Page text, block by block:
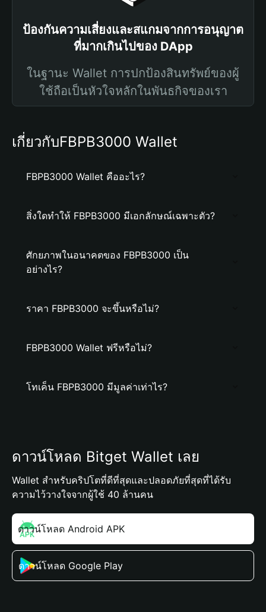
ป้องกันความเสี่ยงและสแกมจากการอนุญาต
ที่มากเกินไปของ DApp
ในฐานะ Wallet การปกป้องสินทรัพย์ของผู้
ใช้ถือเป็นหัวใจหลักในพันธกิจของเรา
เกี่ยวกับFBPB3000 Wallet
FBPB3000 Wallet คืออะไร?
สิ่งใดทำให้ FBPB3000 มีเอกลักษณ์เฉพาะตัว?
ศักยภาพในอนาคตของ FBPB3000 เป็น
อย่างไร?
ราคา FBPB3000 จะขึ้นหรือไม่?
FBPB3000 Wallet ฟรีหรือไม่?
โทเค็น FBPB3000 มีมูลค่าเท่าไร?
ดาวน์โหลด Bitget Wallet เลย
Wallet สำหรับคริปโตที่ดีที่สุดและปลอดภัยที่สุดที่ได้รับ
ความไว้วางใจจากผู้ใช้ 40 ล้านคน
ดาวน์โหลด Android APK
ดาวน์โหลด Google Play